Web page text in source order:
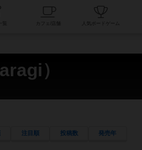
）
注目順 投稿数 発売年